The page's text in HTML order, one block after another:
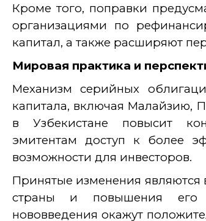
Кроме того, поправки
организациями по
капитал, а также расширяют
Мировая практика и
Механизм серийных
капитала, включая Малайзию,
в Узбекистане повысит
эмитентам доступ к более
возможности для инвесторов.
Принятые изменения
страны и повышения его
нововведения окажут